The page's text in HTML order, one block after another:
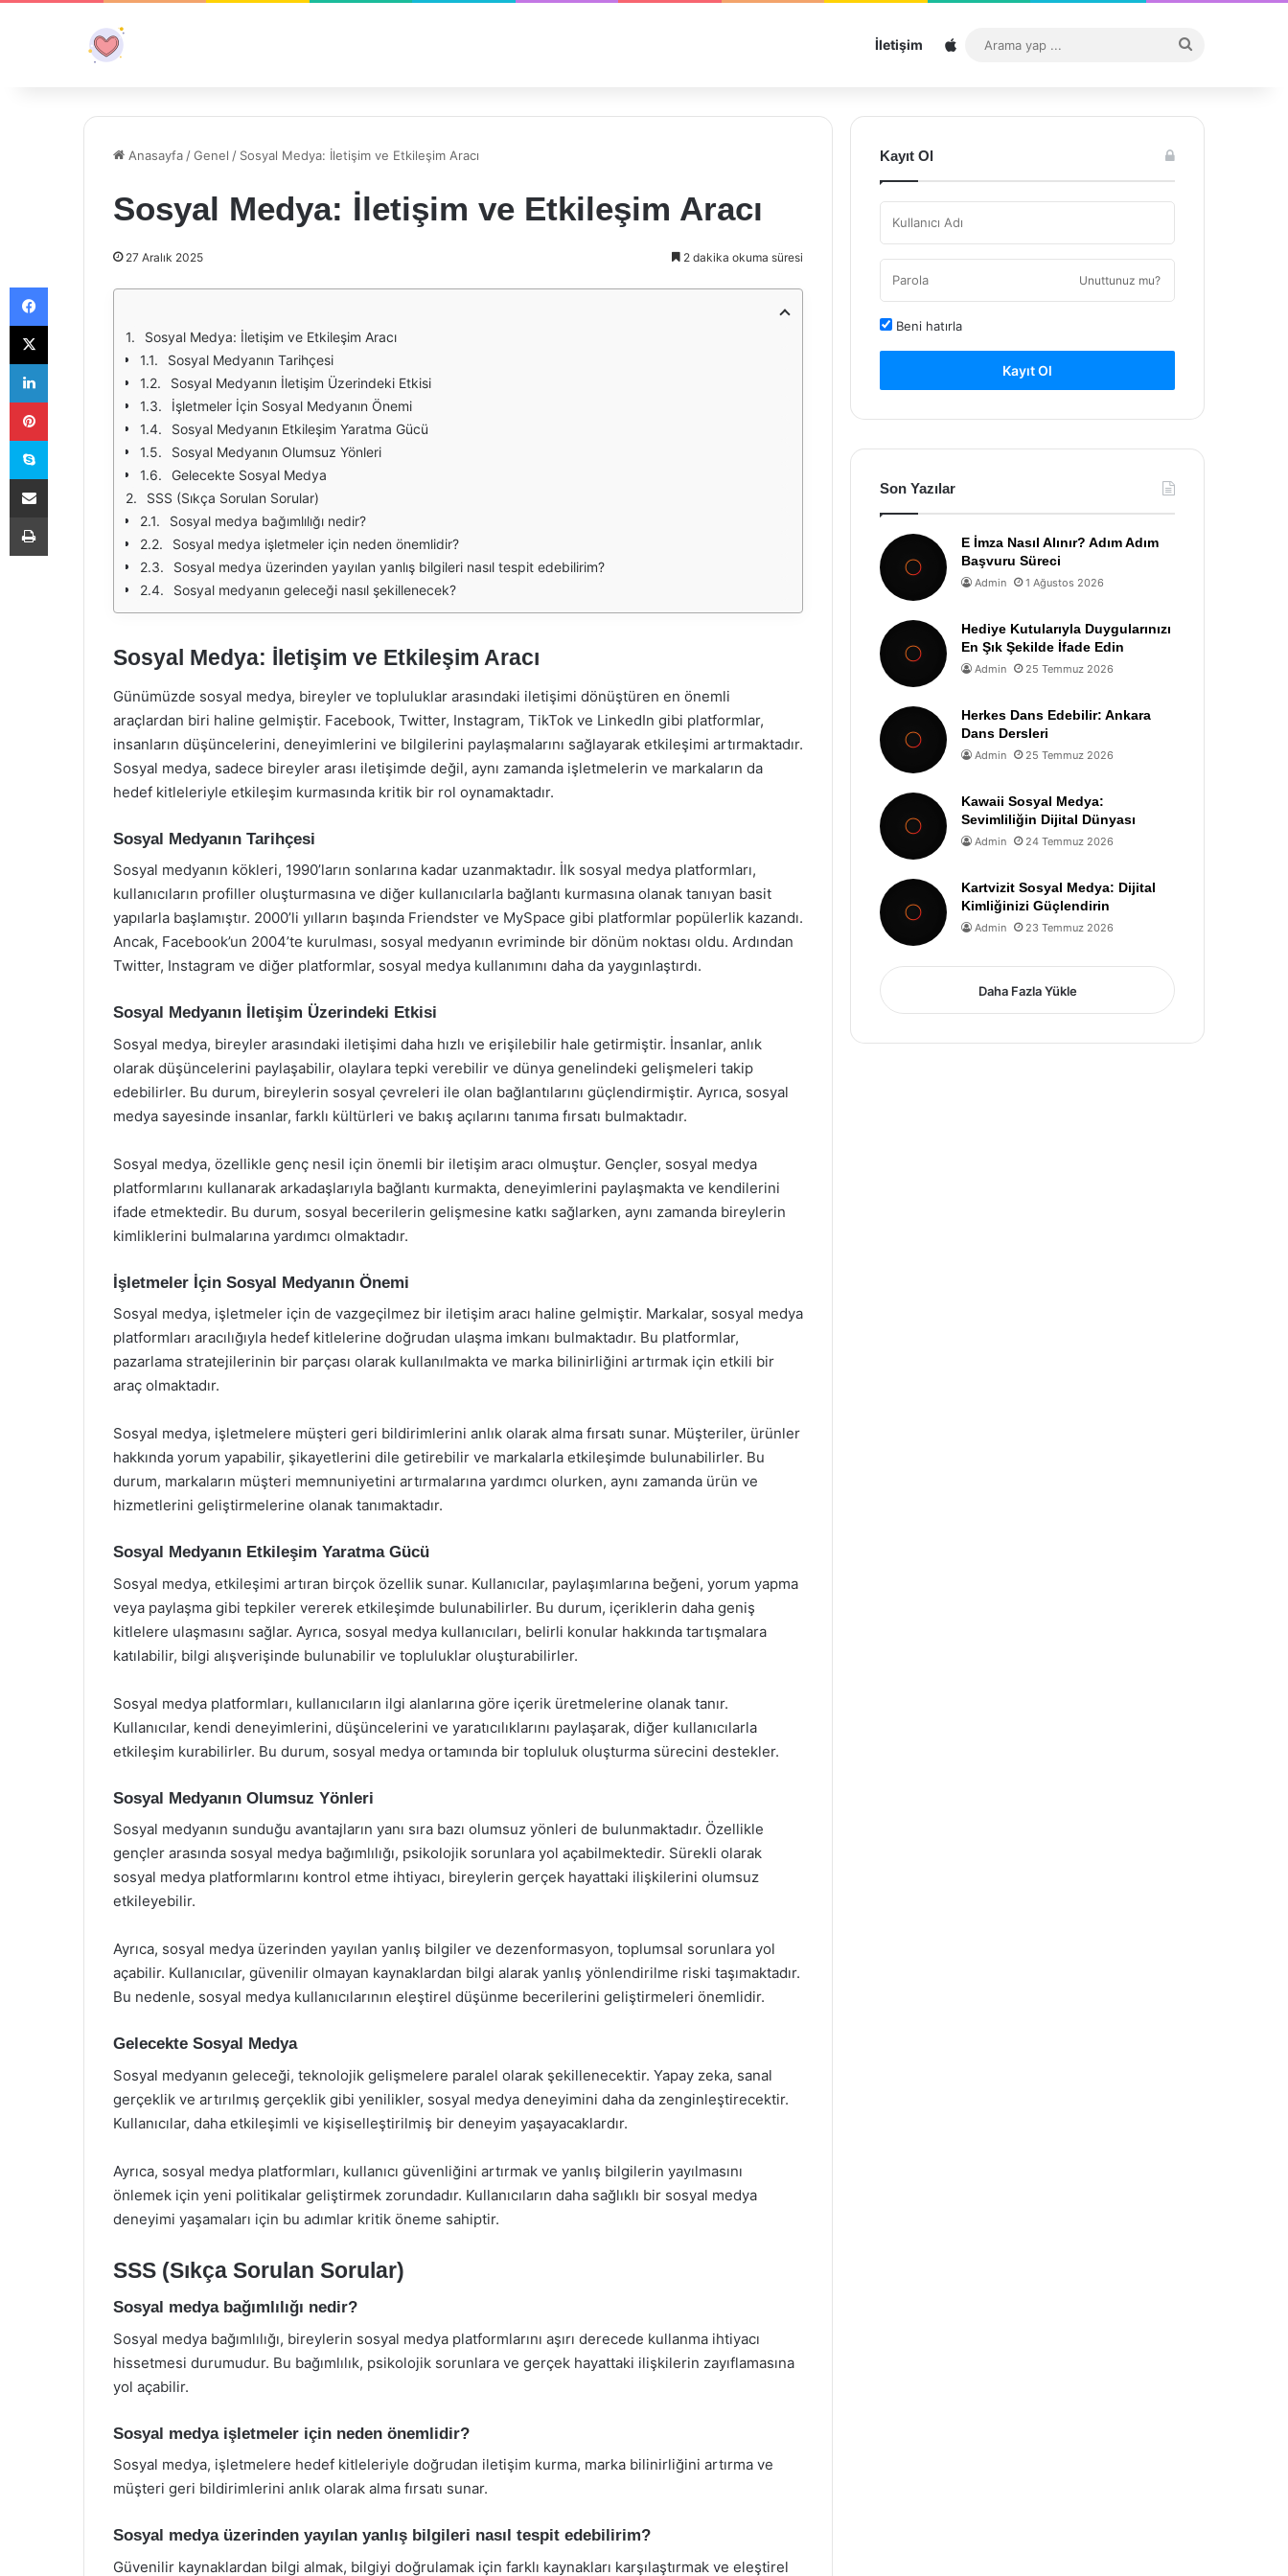
İletişim Sitemap
...
Anasayfa /Genel / Sosyal Medya: İletişim ve Etkileşim Aracı
Sosyal Medya: İletişim ve Etkileşim Aracı
27 Aralık 2025 2 dakika okuma süresi
Sosyal Medya: İletişim ve Etkileşim Aracı
Sosyal Medyanın Tarihçesi
Sosyal Medyanın İletişim Üzerindeki Etkisi
İşletmeler İçin Sosyal Medyanın Önemi
Sosyal Medyanın Etkileşim Yaratma Gücü
Sosyal Medyanın Olumsuz Yönleri
Gelecekte Sosyal Medya
SSS (Sıkça Sorulan Sorular)
Sosyal medya bağımlılığı nedir?
Sosyal medya işletmeler için neden önemlidir?
Sosyal medya üzerinden yayılan yanlış bilgileri nasıl tespit edebilirim?
Sosyal medyanın geleceği nasıl şekillenecek?
Sosyal Medya: İletişim ve Etkileşim Aracı
Günümüzde sosyal medya, bireyler ve topluluklar arasındaki iletişimi dönüştüren en önemli
araçlardan biri haline gelmiştir. Facebook, Twitter, Instagram, TikTok ve LinkedIn gibi platformlar,
insanların düşüncelerini, deneyimlerini ve bilgilerini paylaşmalarını sağlayarak etkileşimi artırmaktadır.
Sosyal medya, sadece bireyler arası iletişimde değil, aynı zamanda işletmelerin ve markaların da
hedef kitleleriyle etkileşim kurmasında kritik bir rol oynamaktadır.
Sosyal Medyanın Tarihçesi
Sosyal medyanın kökleri, 1990’ların sonlarına kadar uzanmaktadır. İlk sosyal medya platformları,
kullanıcıların profiller oluşturmasına ve diğer kullanıcılarla bağlantı kurmasına olanak tanıyan basit
yapılarla başlamıştır. 2000’li yılların başında Friendster ve MySpace gibi platformlar popülerlik kazandı.
Ancak, Facebook’un 2004’te kurulması, sosyal medyanın evriminde bir dönüm noktası oldu. Ardından
Twitter, Instagram ve diğer platformlar, sosyal medya kullanımını daha da yaygınlaştırdı.
Sosyal Medyanın İletişim Üzerindeki Etkisi
Sosyal medya, bireyler arasındaki iletişimi daha hızlı ve erişilebilir hale getirmiştir. İnsanlar, anlık
olarak düşüncelerini paylaşabilir, olaylara tepki verebilir ve dünya genelindeki gelişmeleri takip
edebilirler. Bu durum, bireylerin sosyal çevreleri ile olan bağlantılarını güçlendirmiştir. Ayrıca, sosyal
medya sayesinde insanlar, farklı kültürleri ve bakış açılarını tanıma fırsatı bulmaktadır.
Sosyal medya, özellikle genç nesil için önemli bir iletişim aracı olmuştur. Gençler, sosyal medya
platformlarını kullanarak arkadaşlarıyla bağlantı kurmakta, deneyimlerini paylaşmakta ve kendilerini
ifade etmektedir. Bu durum, sosyal becerilerin gelişmesine katkı sağlarken, aynı zamanda bireylerin
kimliklerini bulmalarına yardımcı olmaktadır.
İşletmeler İçin Sosyal Medyanın Önemi
Sosyal medya, işletmeler için de vazgeçilmez bir iletişim aracı haline gelmiştir. Markalar, sosyal medya
platformları aracılığıyla hedef kitlelerine doğrudan ulaşma imkanı bulmaktadır. Bu platformlar,
pazarlama stratejilerinin bir parçası olarak kullanılmakta ve marka bilinirliğini artırmak için etkili bir
araç olmaktadır.
Sosyal medya, işletmelere müşteri geri bildirimlerini anlık olarak alma fırsatı sunar. Müşteriler, ürünler
hakkında yorum yapabilir, şikayetlerini dile getirebilir ve markalarla etkileşimde bulunabilirler. Bu
durum, markaların müşteri memnuniyetini artırmalarına yardımcı olurken, aynı zamanda ürün ve
hizmetlerini geliştirmelerine olanak tanımaktadır.
Sosyal Medyanın Etkileşim Yaratma Gücü
Sosyal medya, etkileşimi artıran birçok özellik sunar. Kullanıcılar, paylaşımlarına beğeni, yorum yapma
veya paylaşma gibi tepkiler vererek etkileşimde bulunabilirler. Bu durum, içeriklerin daha geniş
kitlelere ulaşmasını sağlar. Ayrıca, sosyal medya kullanıcıları, belirli konular hakkında tartışmalara
katılabilir, bilgi alışverişinde bulunabilir ve topluluklar oluşturabilirler.
Sosyal medya platformları, kullanıcıların ilgi alanlarına göre içerik üretmelerine olanak tanır.
Kullanıcılar, kendi deneyimlerini, düşüncelerini ve yaratıcılıklarını paylaşarak, diğer kullanıcılarla
etkileşim kurabilirler. Bu durum, sosyal medya ortamında bir topluluk oluşturma sürecini destekler.
Sosyal Medyanın Olumsuz Yönleri
Sosyal medyanın sunduğu avantajların yanı sıra bazı olumsuz yönleri de bulunmaktadır. Özellikle
gençler arasında sosyal medya bağımlılığı, psikolojik sorunlara yol açabilmektedir. Sürekli olarak
sosyal medya platformlarını kontrol etme ihtiyacı, bireylerin gerçek hayattaki ilişkilerini olumsuz
etkileyebilir.
Ayrıca, sosyal medya üzerinden yayılan yanlış bilgiler ve dezenformasyon, toplumsal sorunlara yol
açabilir. Kullanıcılar, güvenilir olmayan kaynaklardan bilgi alarak yanlış yönlendirilme riski taşımaktadır.
Bu nedenle, sosyal medya kullanıcılarının eleştirel düşünme becerilerini geliştirmeleri önemlidir.
Gelecekte Sosyal Medya
Sosyal medyanın geleceği, teknolojik gelişmelere paralel olarak şekillenecektir. Yapay zeka, sanal
gerçeklik ve artırılmış gerçeklik gibi yenilikler, sosyal medya deneyimini daha da zenginleştirecektir.
Kullanıcılar, daha etkileşimli ve kişiselleştirilmiş bir deneyim yaşayacaklardır.
Ayrıca, sosyal medya platformları, kullanıcı güvenliğini artırmak ve yanlış bilgilerin yayılmasını
önlemek için yeni politikalar geliştirmek zorundadır. Kullanıcıların daha sağlıklı bir sosyal medya
deneyimi yaşamaları için bu adımlar kritik öneme sahiptir.
SSS (Sıkça Sorulan Sorular)
Sosyal medya bağımlılığı nedir?
Sosyal medya bağımlılığı, bireylerin sosyal medya platformlarını aşırı derecede kullanma ihtiyacı
hissetmesi durumudur. Bu bağımlılık, psikolojik sorunlara ve gerçek hayattaki ilişkilerin zayıflamasına
yol açabilir.
Sosyal medya işletmeler için neden önemlidir?
Sosyal medya, işletmelere hedef kitleleriyle doğrudan iletişim kurma, marka bilinirliğini artırma ve
müşteri geri bildirimlerini anlık olarak alma fırsatı sunar.
Sosyal medya üzerinden yayılan yanlış bilgileri nasıl tespit edebilirim?
Güvenilir kaynaklardan bilgi almak, bilgiyi doğrulamak için farklı kaynakları karşılaştırmak ve eleştirel
Kayıt Ol
Unuttunuz mu?
Beni hatırla
Kayıt Ol
Son Yazılar
E İmza Nasıl Alınır? Adım Adım
Başvuru Süreci
Admin 1 Ağustos 2026
Hediye Kutularıyla Duygularınızı
En Şık Şekilde İfade Edin
Admin 25 Temmuz 2026
Herkes Dans Edebilir: Ankara
Dans Dersleri
Admin 25 Temmuz 2026
Kawaii Sosyal Medya:
Sevimliliğin Dijital Dünyası
Admin 24 Temmuz 2026
Kartvizit Sosyal Medya: Dijital
Kimliğinizi Güçlendirin
Admin 23 Temmuz 2026
Daha Fazla Yükle
Facebook
X
LinkedIn
Pinterest
Skype
E-Posta ile paylaş